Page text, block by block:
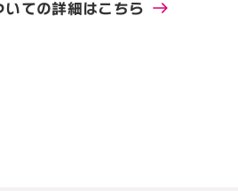
いての詳細はこちら